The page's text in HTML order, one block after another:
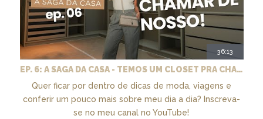
36:13
EP. 6: A SAGA DA CASA - TEMOS UM CLOSET PRA CHAMAR DE NOSSO + MARCENARIA E PAISAGISMO
Quer ficar por dentro de dicas de moda, viagens e
conferir um pouco mais sobre meu dia a dia? Inscreva-
se no meu canal no YouTube!